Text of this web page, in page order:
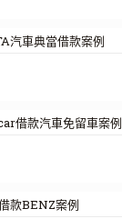
汽車典當借款案例
借款汽車免留車案例
款BENZ案例